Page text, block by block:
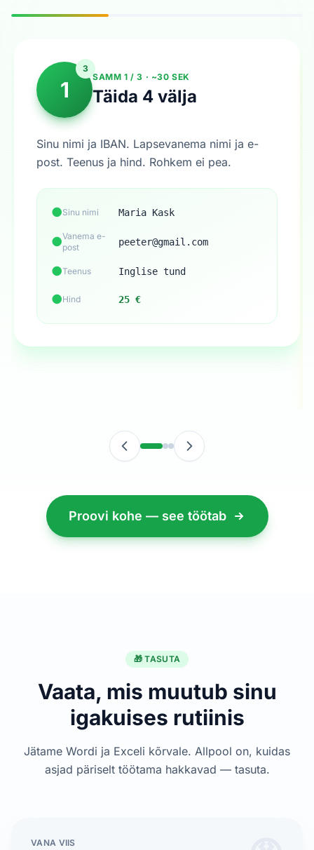
1
3
SAMM 1 / 3 · ~30 SEK
Täida 4 välja
Sinu nimi ja IBAN. Lapsevanema nimi ja e-
post. Teenus ja hind. Rohkem ei pea.
●Sinu nimi Maria Kask
●Vanema e-
post
peeter@gmail.com
●Teenus Inglise tund
●Hind 25 €
Proovi kohe — see töötab
🎁 TASUTA
Vaata, mis muutub sinu
igakuises rutiinis
Jätame Wordi ja Exceli kõrvale. Allpool on, kuidas
asjad päriselt töötama hakkavad — tasuta.
VANA VIIS